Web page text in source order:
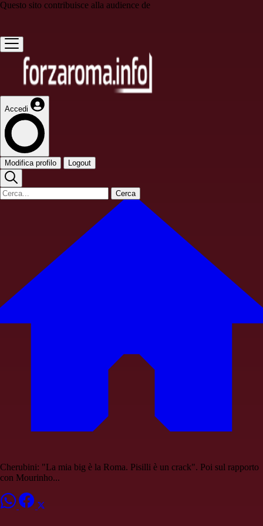
Questo sito contribuisce alla audience de
Accedi
Modifica profilo Logout
Cerca
Cherubini: "La mia big è la Roma. Pisilli è un crack". Poi sul rapporto
con Mourinho...